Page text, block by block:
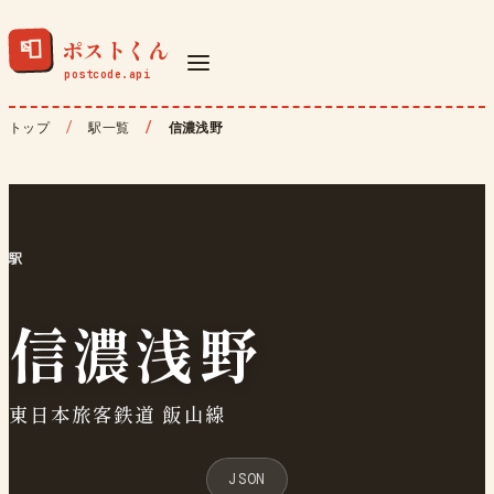
📮 ポストくん
トップ 駅一覧 信濃浅野
駅
信濃浅野
東日本旅客鉄道 飯山線
JSON